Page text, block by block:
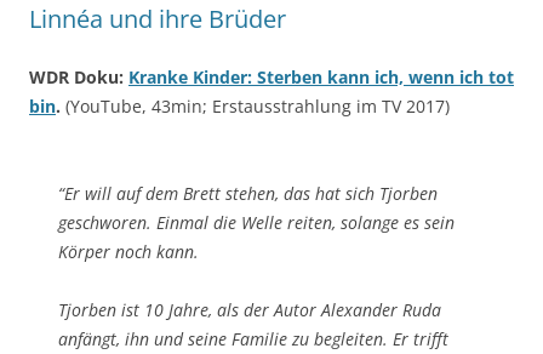
Linnéa und ihre Brüder
WDR Doku: Kranke Kinder: Sterben kann ich, wenn ich tot
bin. (YouTube, 43min; Erstausstrahlung im TV 2017)
“Er will auf dem Brett stehen, das hat sich Tjorben
geschworen. Einmal die Welle reiten, solange es sein
Körper noch kann.
Tjorben ist 10 Jahre, als der Autor Alexander Ruda
anfängt, ihn und seine Familie zu begleiten. Er trifft